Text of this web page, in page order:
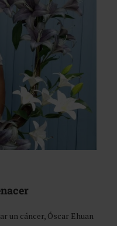
un cáncer, Óscar Ehuan